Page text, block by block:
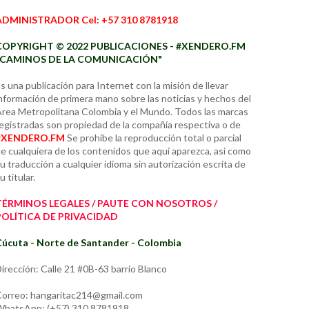
Cel: +57 310 8781918
© 2022 PUBLICACIONES - #XENDERO.FM
DE LA COMUNICACIÓN"
una publicación para Internet con la misión de llevar
de primera mano sobre las noticias y hechos del
Metropolitana Colombia y el Mundo. Todos las marcas
son propiedad de la compañía respectiva o de
Se prohíbe la reproducción total o parcial
cualquiera de los contenidos que aquí aparezca, así como
traducción a cualquier idioma sin autorización escrita de
titular.
LEGALES / PAUTE CON NOSOTROS /
DE PRIVACIDAD
- Norte de Santander - Colombia
Calle 21 #0B-63 barrio Blanco
hangaritac214@gmail.com